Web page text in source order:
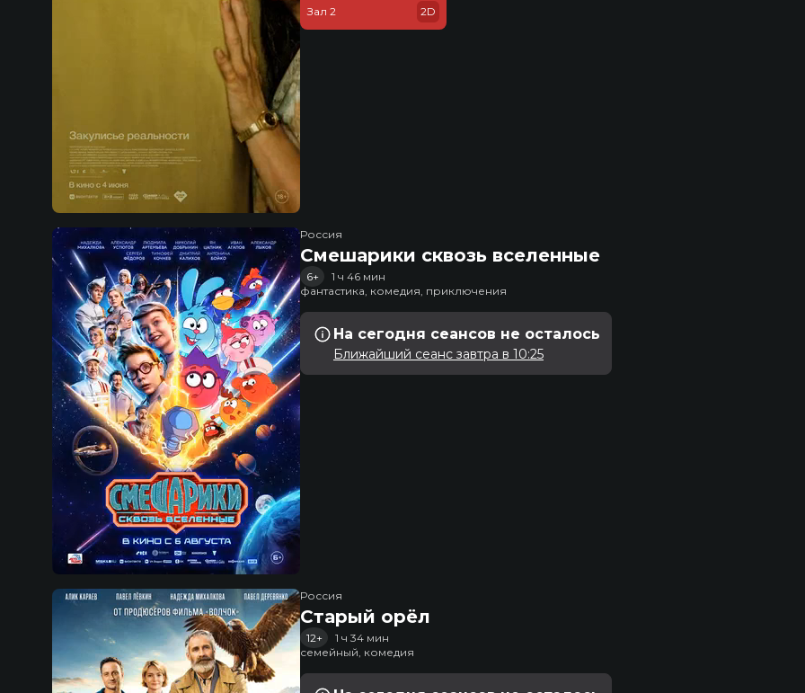
Зал 2
2D
Россия
Смешарики сквозь вселенные
6+
1 ч 46 мин
фантастика, комедия, приключения
На сегодня сеансов не осталось
Ближайший сеанс завтра в 10:25
Россия
Старый орёл
12+
1 ч 34 мин
семейный, комедия